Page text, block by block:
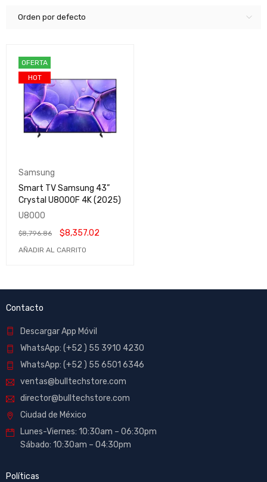
Orden por defecto
OFERTA
HOT
Samsung
Smart TV Samsung 43”
Crystal U8000F 4K (2025)
U8000
$8,796.86 $8,357.02
AÑADIR AL CARRITO
Contacto
Descargar App Móvil
WhatsApp: (+52 ) 55 3910 4230
WhatsApp: (+52 ) 55 6501 6346
ventas@bulltechstore.com
director@bulltechstore.com
Ciudad de México
Lunes-Viernes: 10:30am – 06:30pm
Sábado: 10:30am – 04:30pm
Políticas